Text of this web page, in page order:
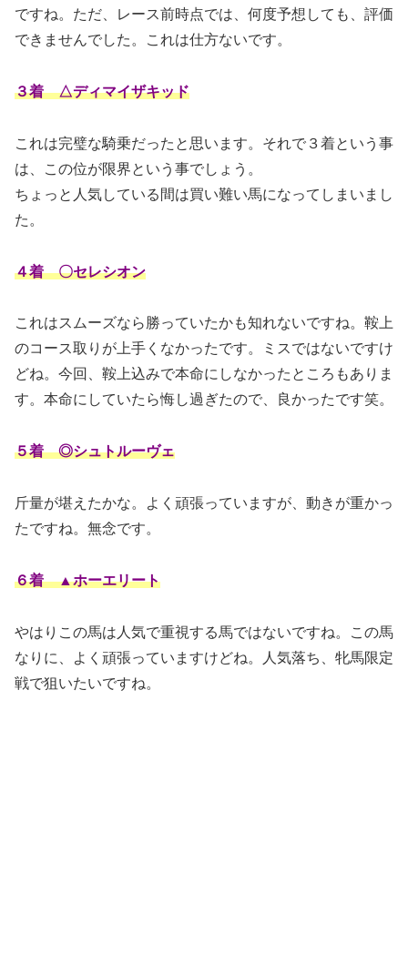
ですね。ただ、レース前時点では、何度予想しても、評価
できませんでした。
これは仕方ないです。
３着 △ディマイザキッド
これは完璧な騎乗だったと思います。それで３着という事
は、この位が限界という事でしょう。
ちょっと人気している間は買い難い馬になってしまいまし
た。
４着 〇セレシオン
これはスムーズなら勝っていたかも知れないですね。鞍上
のコース取りが上手くなかったです。ミスではないですけ
どね。今回、鞍上込みで本命にしなかったところもありま
す。 本命にしていたら悔し過ぎたので、良かったです笑。
５着 ◎シュトルーヴェ
斤量が堪えたかな。よく頑張っていますが、動きが重かっ
たですね。無念です。
６着 ▲ホーエリート
やはりこの馬は人気で重視する馬ではないですね。この馬
なりに、よく頑張っていますけどね。人気落ち、牝馬限定
戦で狙いたいですね。